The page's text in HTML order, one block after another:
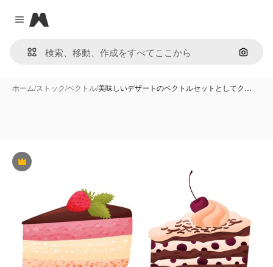
Close menu
Magnific
画像で
ホーム/ストック/ベクトル/美味しいデザートのベクトルセットとしてク…
Premium